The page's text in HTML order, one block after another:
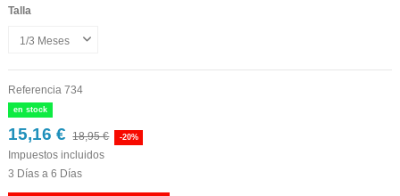
Talla
Referencia 734
en stock
15,16 € 18,95 € -20%
Impuestos incluidos
3 Días a 6 Días